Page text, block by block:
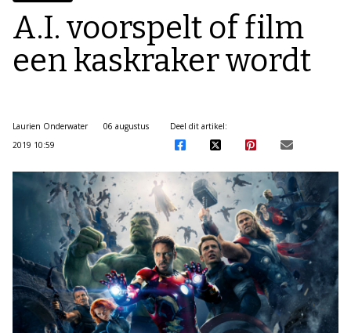
A.I. voorspelt of film
een kaskraker wordt
Laurien Onderwater
06 augustus
2019 10:59
Deel dit artikel: